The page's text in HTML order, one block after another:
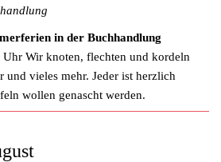
in der Buchhandlung
Wir knoten, flechten und kordeln
und vieles mehr. Jeder ist herzlich
wollen genascht werden.